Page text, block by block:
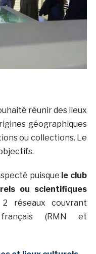
réunir des lieux
géographiques
ou collections. Le
puisque le club
ou scientifiques
réseaux couvrant
(RMN et